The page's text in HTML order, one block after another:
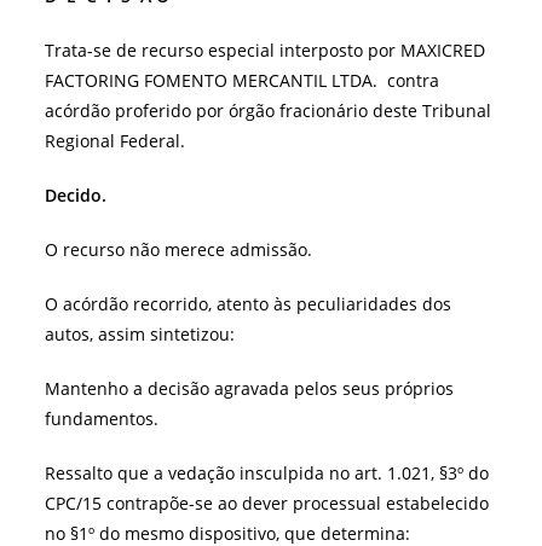
Trata-se de recurso especial interposto por MAXICRED
FACTORING FOMENTO MERCANTIL LTDA. contra
acórdão proferido por órgão fracionário deste Tribunal
Regional Federal.
Decido.
O recurso não merece admissão.
O acórdão recorrido, atento às peculiaridades dos
autos, assim sintetizou:
Mantenho a decisão agravada pelos seus próprios
fundamentos.
Ressalto que a vedação insculpida no art. 1.021, §3º do
CPC/15 contrapõe-se ao dever processual estabelecido
no §1º do mesmo dispositivo, que determina: